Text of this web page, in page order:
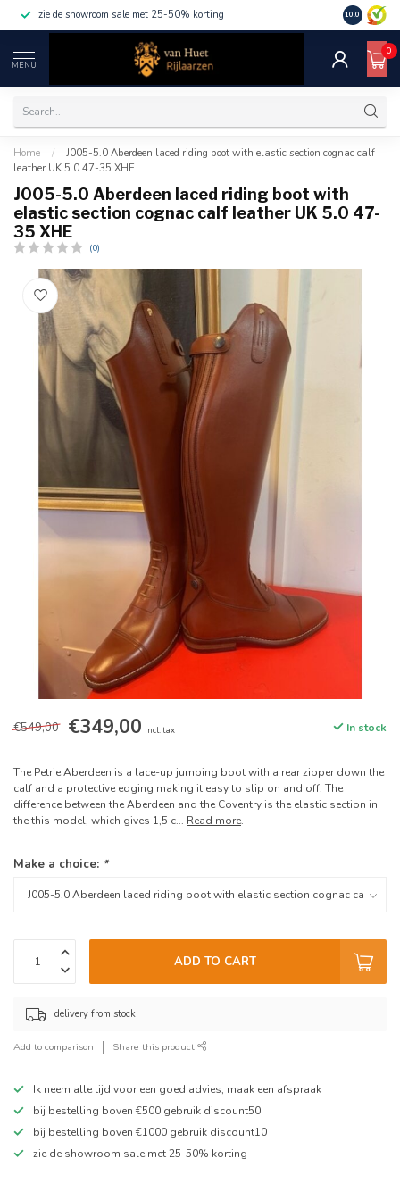
zie de showroom sale met 25-50% korting 10.0
MENU
0
Home /
J005-5.0 Aberdeen laced riding boot with elastic section cognac calf
leather UK 5.0 47-35 XHE
J005-5.0 Aberdeen laced riding boot with
elastic section cognac calf leather UK 5.0 47-
35 XHE
(0)
€549,00 €349,00 Incl. tax In stock
The Petrie Aberdeen is a lace-up jumping boot with a rear zipper down the
calf and a protective edging making it easy to slip on and off. The
difference between the Aberdeen and the Coventry is the elastic section in
the this model, which gives 1,5 c... Read more.
Make a choice: *
ADD TO CART
delivery from stock
Add to comparison Share this product
Ik neem alle tijd voor een goed advies, maak een afspraak
bij bestelling boven €500 gebruik discount50
bij bestelling boven €1000 gebruik discount10
zie de showroom sale met 25-50% korting